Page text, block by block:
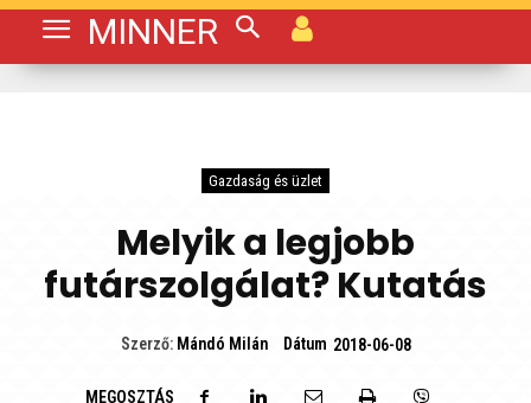
MINNER
Gazdaság és üzlet
Melyik a legjobb
futárszolgálat? Kutatás
Szerző: Mándó Milán Dátum 2018-06-08
MEGOSZTÁS